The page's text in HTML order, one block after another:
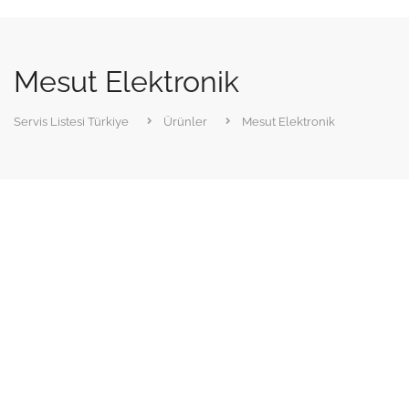
Mesut Elektronik
Servis Listesi Türkiye Ürünler Mesut Elektronik